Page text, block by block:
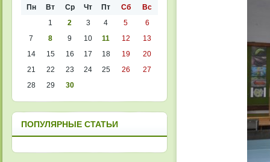
Пн Вт Ср Чт Пт Сб
Вс
1
2 3 4 5
6
7
8 9 10 11 12
13
14
15 16 17 18 19
20
21
22 23 24 25 26
27
28
29 30
ПОПУЛЯРНЫЕ СТАТЬИ